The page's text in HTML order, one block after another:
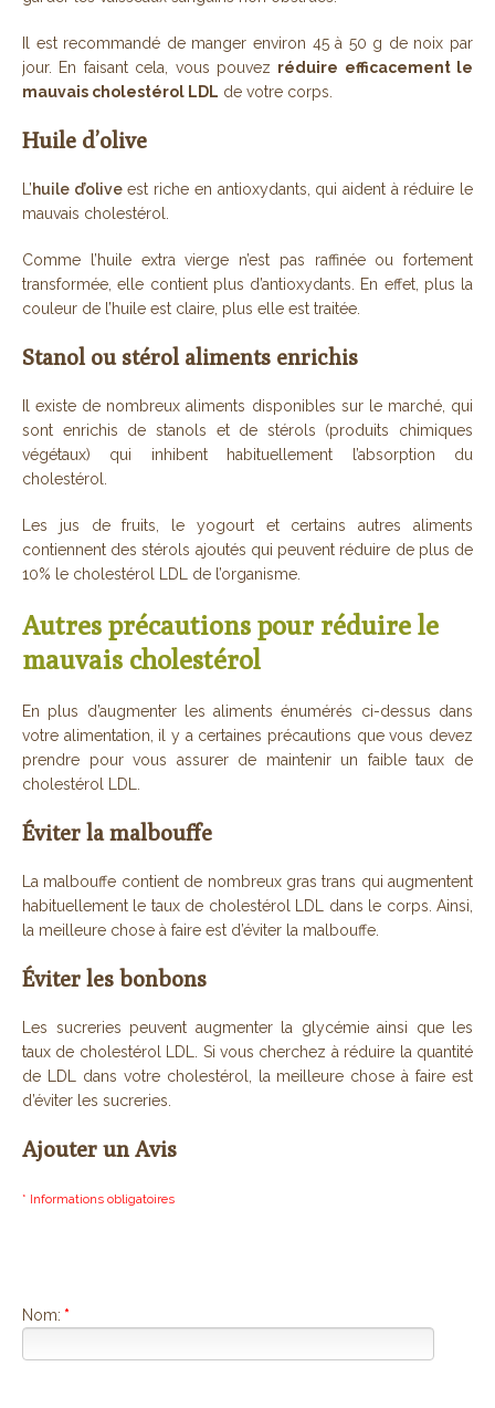
Il est recommandé de manger environ 45 à 50 g de noix par
jour. En faisant cela, vous pouvez réduire efficacement le
mauvais cholestérol LDL de votre corps.
Huile d’olive
L’huile d’oliveest riche en antioxydants, qui aident à réduire le
mauvais cholestérol.
Comme l’huile extra vierge n’est pas raffinée ou fortement
transformée, elle contient plus d’antioxydants. En effet, plus la
couleur de l’huile est claire, plus elle est traitée.
Stanol ou stérol aliments enrichis
Il existe de nombreux aliments disponibles sur le marché, qui
sont enrichis de stanols et de stérols (produits chimiques
végétaux) qui inhibent habituellement l’absorption du
cholestérol.
Les jus de fruits, le yogourt et certains autres aliments
contiennent des stérols ajoutés qui peuvent réduire de plus de
10% le cholestérol LDL de l’organisme.
Autres précautions pour réduire le
mauvais cholestérol
En plus d’augmenter les aliments énumérés ci-dessus dans
votre alimentation, il y a certaines précautions que vous devez
prendre pour vous assurer de maintenir un faible taux de
cholestérol LDL.
Éviter la malbouffe
La malbouffe contient de nombreux gras trans qui augmentent
habituellement le taux de cholestérol LDL dans le corps. Ainsi,
la meilleure chose à faire est d’éviter la malbouffe.
Éviter les bonbons
Les sucreries peuvent augmenter la glycémie ainsi que les
taux de cholestérol LDL. Si vous cherchez à réduire la quantité
de LDL dans votre cholestérol, la meilleure chose à faire est
d’éviter les sucreries.
Ajouter un Avis
* Informations obligatoires
Nom: *